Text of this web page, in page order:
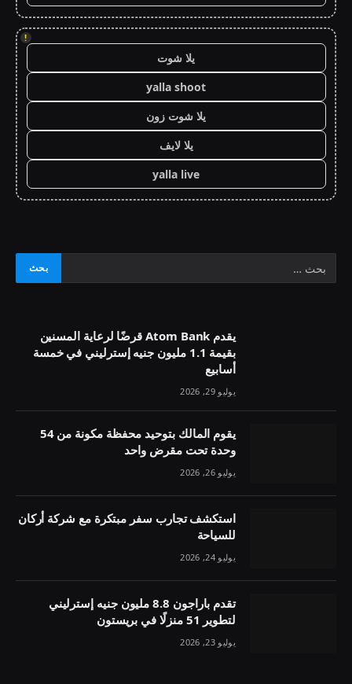
!
يلا شوت
yalla shoot
يلا شوت زون
يلا لايف
yalla live
يقدم Atom Bank قرضًا لرعاية المسنين
بقيمة 1.1 مليون جنيه إسترليني في خمسة
أسابيع
يوليو 29, 2026
يقوم المالك بتوحيد محفظة مكونة من 54
وحدة تحت مقرض واحد
يوليو 26, 2026
استكشف تجارب سفر مبتكرة مع شركة أركان
للسياحة
يوليو 24, 2026
تقدم باراجون 8.8 مليون جنيه إسترليني
لتطوير 51 منزلًا في بريستون
يوليو 23, 2026